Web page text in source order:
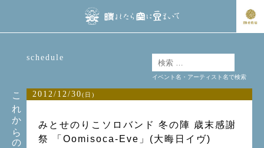
これからの予定
schedule
2012/12/30(日)
みとせのりこソロバンド 冬の陣 歳末感謝
祭 「Oomisoca-Eve」(大晦日イヴ)
イベント名・アーティスト名で検索